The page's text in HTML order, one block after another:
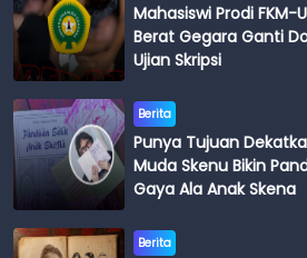
Mahasiswi Prodi
Berat Gegara Ganti
Ujian Skripsi
Berita
Punya Tujuan
Muda Skenu Bikin
Gaya Ala Anak Skena
Berita